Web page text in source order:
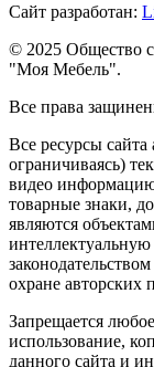
Сайт разработан:
© 2025 Общество
"Моя Мебель".
Все права
Все ресурсы
ограничиваясь)
видео
товарные знаки,
являются
охране авторских
Запрещается
использование,
данного сайта и